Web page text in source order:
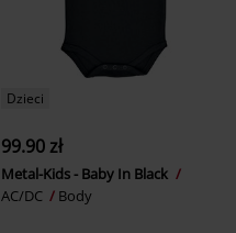
Dzieci
99.90 zł
Metal-Kids - Baby In Black
AC/DC
Body